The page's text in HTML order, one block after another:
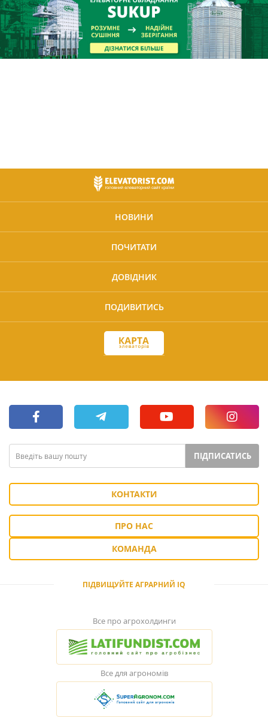
НОВИНИ
ПОЧИТАТИ
ДОВІДНИК
ПОДИВИТИСЬ
ПІДПИСАТИСЬ
КОНТАКТИ
ПРО НАС
КОМАНДА
ПІДВИЩУЙТЕ АГРАРНИЙ IQ
Все про агрохолдинги
Все для агрономів